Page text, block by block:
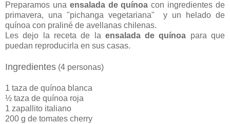
Preparamos una ensalada de quínoa con ingredientes de
primavera, una "pichanga vegetariana" y un helado de
quínoa con praliné de avellanas chilenas.
Les dejo la receta de la ensalada de quínoa para que
puedan reproducirla en sus casas.
Ingredientes (4 personas)
1 taza de quínoa blanca
½ taza de quínoa roja
1 zapallito italiano
200 g de tomates cherry